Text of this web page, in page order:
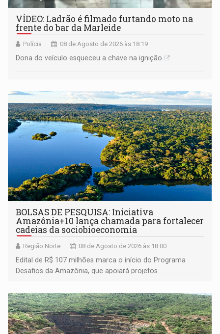
VÍDEO: Ladrão é filmado furtando moto na
frente do bar da Marleide
Polícia 08 de Agosto de 2026 às 18:19
Dona do veículo esqueceu a chave na ignição
BOLSAS DE PESQUISA: Iniciativa
Amazônia+10 lança chamada para fortalecer
cadeias da sociobioeconomia
Região Norte 08 de Agosto de 2026 às 18:00
Edital de R$ 107 milhões marca o início do Programa
Desafios da Amazônia, que apoiará projetos
submissão de pré-propostas poderá ser feita até 1º de
setembro